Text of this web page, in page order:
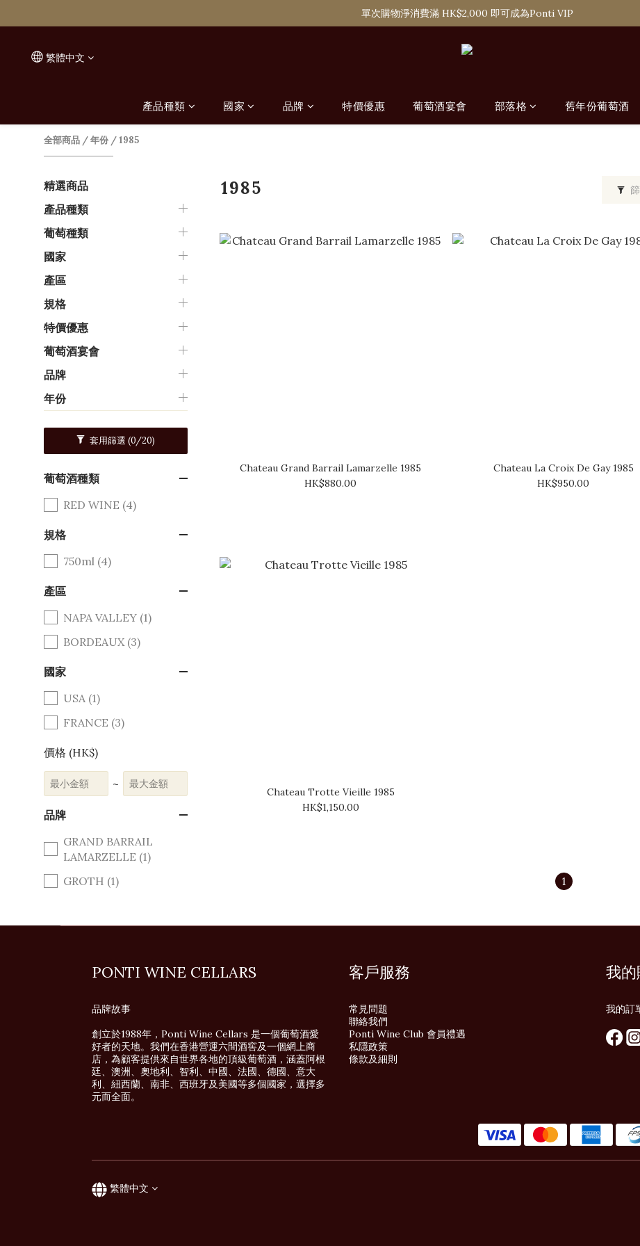
購滿 HK$1,800 即可享香港本地免費送貨服務
單次購物淨消費滿 HK$2,000 即可成為Ponti VIP
繁體中文
產品種類 國家 品牌 特價優惠 葡萄酒宴會 部落格 舊年份葡萄酒
全部商品 /年份 /1985
精選商品
產品種類
葡萄種類
國家
產區
規格
特價優惠
葡萄酒宴會
品牌
年份
套用篩選 (0/20)
葡萄酒種類
RED WINE (4)
規格
750ml (4)
產區
NAPA VALLEY (1)
BORDEAUX (3)
國家
USA (1)
FRANCE (3)
價格 (HK$)
~
品牌
GRAND BARRAIL
LAMARZELLE (1)
GROTH (1)
TROTTE VIEILLE (1)
1985
Chateau Grand Barrail Lamarzelle 1985
HK$880.00
Chateau La Croix De Gay 1985
HK$950.00
Chateau Trotte Vieille 1985
HK$1,150.00
1
PONTI WINE CELLARS
品牌故事
創立於1988年，Ponti Wine Cellars 是一個葡萄酒愛
好者的天地。我們在香港營運六間酒窖及一個網上商
店，為顧客提供來自世界各地的頂級葡萄酒，涵蓋阿根
廷、澳洲、奧地利、智利、中國、法國、德國、意大
利、紐西蘭、南非、西班牙及美國等多個國家，選擇多
元而全面。
客戶服務
常見問題
聯絡我們
Ponti Wine Club 會員禮遇
私隱政策
條款及細則
我
我的訂
繁體中文